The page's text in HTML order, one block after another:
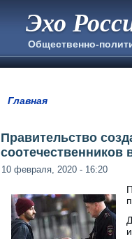
Эхо
Общественно-
Главная
Правительство
соотечественников
10 февраля, 2020 - 16:20